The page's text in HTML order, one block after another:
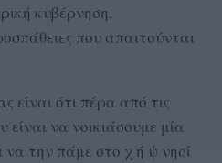
κυβέρνηση,
που απαιτούνται
ότι πέρα από τις
είναι να νοικιάσουμε μία
την πάμε στο χ ή ψ νησί